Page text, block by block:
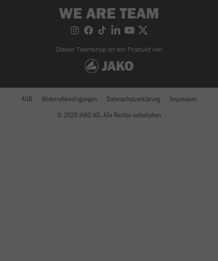
WE ARE TEAM
Dieser Teamshop ist ein Produkt von
© 2026 JAKO AG, Alle Rechte vorbehalten
AGB Widerrufsbedingungen Datenschutzerklärung Impressum